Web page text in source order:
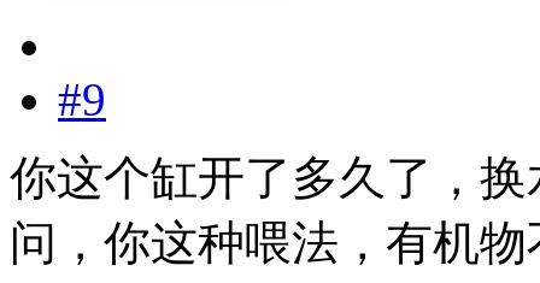
#9
你这个缸开了多久了，
问，你这种喂法，有机